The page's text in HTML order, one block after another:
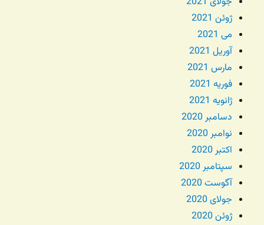
ژوئن 2021
می 2021
آوریل 2021
مارس 2021
فوریه 2021
ژانویه 2021
دسامبر 2020
نوامبر 2020
اکتبر 2020
سپتامبر 2020
آگوست 2020
جولای 2020
ژوئن 2020